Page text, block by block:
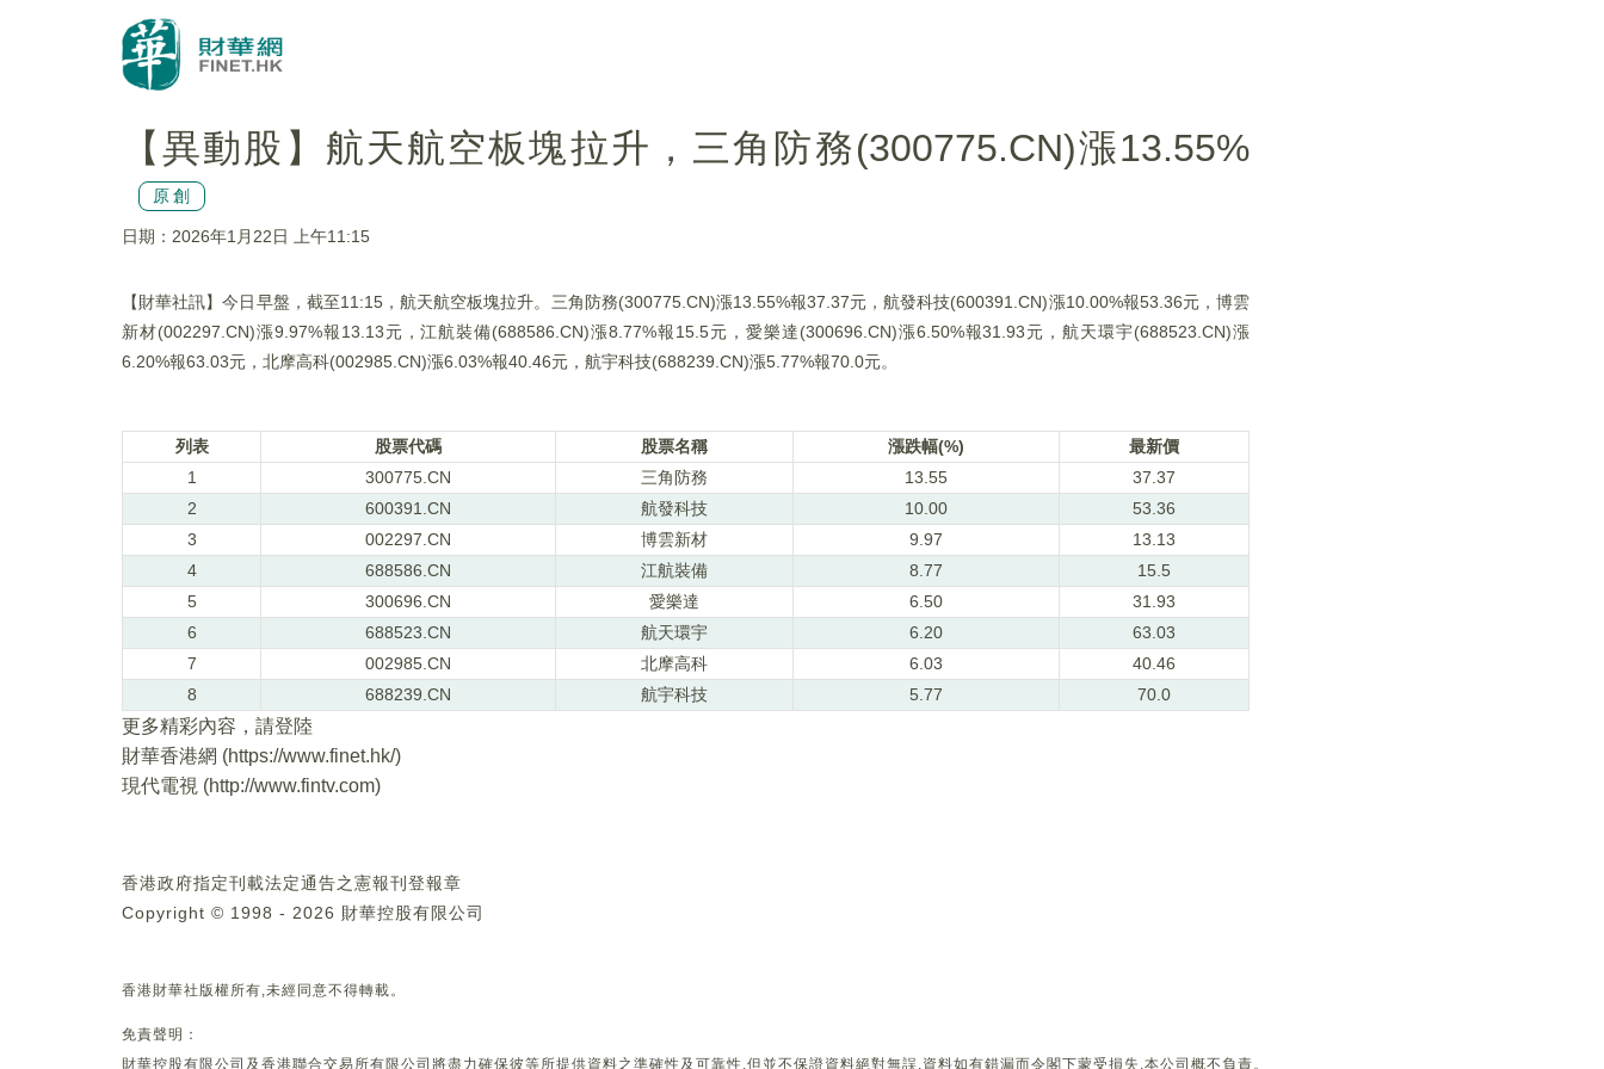
【異動股】航天航空板塊拉升，三角防務(300775.CN)漲13.55%
原創
日期：2026年1月22日 上午11:15
【財華社訊】今日早盤，截至11:15，航天航空板塊拉升。三角防務(300775.CN)漲13.55%報37.37元，航發科技(600391.CN)漲10.00%報53.36元，博雲
新材(002297.CN)漲9.97%報13.13元，江航裝備(688586.CN)漲8.77%報15.5元，愛樂達(300696.CN)漲6.50%報31.93元，航天環宇(688523.CN)漲
6.20%報63.03元，北摩高科(002985.CN)漲6.03%報40.46元，航宇科技(688239.CN)漲5.77%報70.0元。
列表 股票代碼 股票名稱 漲跌幅(%)
最新價
1
300775.CN 三角防務 13.55
37.37
2
600391.CN 航發科技 10.00
53.36
3
002297.CN 博雲新材 9.97
13.13
4
688586.CN 江航裝備 8.77
15.5
5
300696.CN 愛樂達 6.50
31.93
6
688523.CN 航天環宇 6.20
63.03
7
002985.CN 北摩高科 6.03
40.46
8
688239.CN 航宇科技 5.77 70.0
更多精彩內容，請登陸
財華香港網 (https://www.finet.hk/)
現代電視 (http://www.fintv.com)
香港政府指定刊載法定通告之憲報刊登報章
Copyright © 1998 - 2026 財華控股有限公司
香港財華社版權所有,未經同意不得轉載。
免責聲明：
財華控股有限公司及香港聯合交易所有限公司將盡力確保彼等所提供資料之準確性及可靠性,但並不保證資料絕對無誤,資料如有錯漏而令閣下蒙受損失,本公司概不負責。